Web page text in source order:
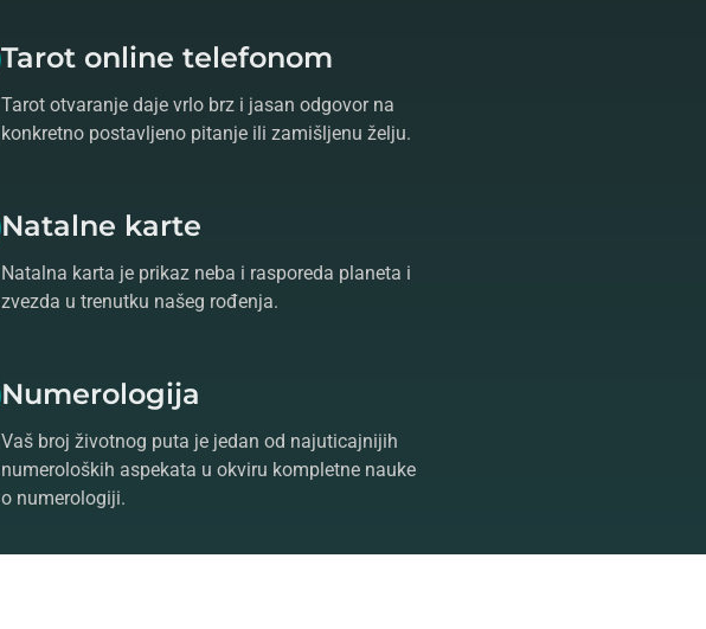
Tarot online telefonom
Tarot otvaranje daje vrlo brz i jasan odgovor na
konkretno postavljeno pitanje ili zamišljenu želju.
Natalne karte
Natalna karta je prikaz neba i rasporeda planeta i
zvezda u trenutku našeg rođenja.
Numerologija
Vaš broj životnog puta je jedan od najuticajnijih
numeroloških aspekata u okviru kompletne nauke
o numerologiji.